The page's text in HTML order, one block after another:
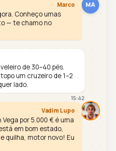
MA
Marco
Conheço umas
— te chamo no
de 30–40 pés.
um cruzeiro de 1–2
lado.
15:42
Vadim Lupo
por 5.000 € é uma
em bom estado,
quilha, motor novo! Eu